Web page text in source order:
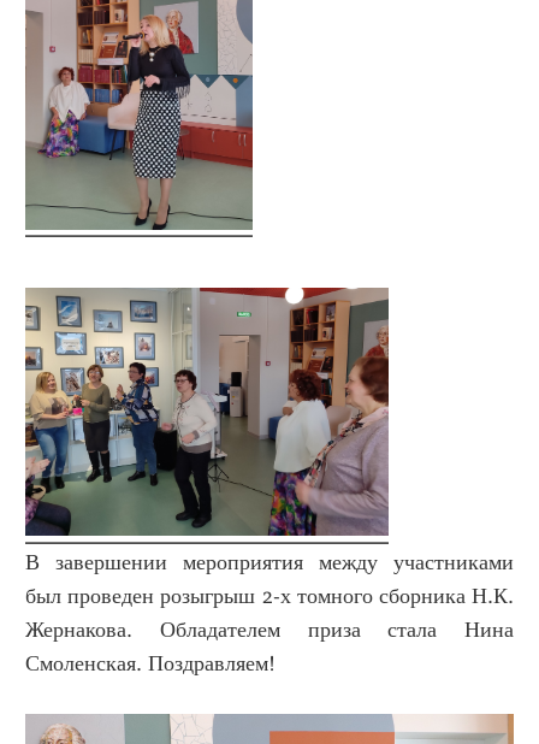
В завершении мероприятия между участниками
был проведен розыгрыш 2-х томного сборника Н.К.
Жернакова. Обладателем приза стала Нина
Смоленская. Поздравляем!